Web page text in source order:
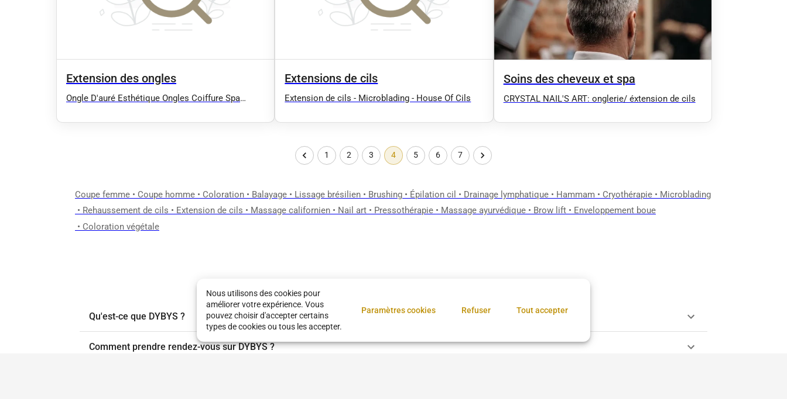
Extension des ongles
Ongle D'auré Esthétique Ongles Coiffure Spa
Visages Manucure Epilation
Extensions de cils
Extension de cils - Microblading - House Of Cils
Soins des cheveux et spa
CRYSTAL NAIL'S ART: onglerie/ éxtension de cils
1 2 3 4 5 6 7
Coupe femme • Coupe homme • Coloration • Balayage • Lissage brésilien • Brushing • Épilation cil • Drainage lymphatique • Hammam • Cryothérapie • Microblading
• Rehaussement de cils • Extension de cils • Massage californien • Nail art • Pressothérapie • Massage ayurvédique • Brow lift • Enveloppement boue
• Coloration végétale
Qu'est-ce que DYBYS ?
Comment prendre rendez-vous sur DYBYS ?
Nous utilisons des cookies pour
améliorer votre expérience. Vous
pouvez choisir d'accepter certains
types de cookies ou tous les accepter.
Paramètres cookies Refuser Tout accepter